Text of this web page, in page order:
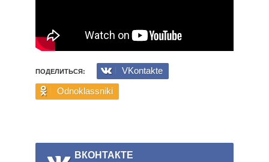
ПОДЕЛИТЬСЯ:
VKontakte
Odnoklassniki
ВКОНТАКТЕ